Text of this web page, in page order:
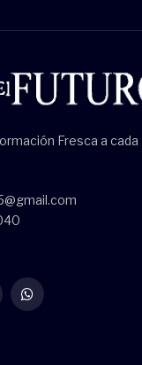
Fresca a cada
WhatsApp